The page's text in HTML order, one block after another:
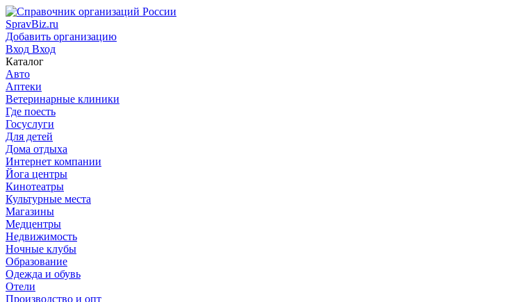
SpravBiz.ru
Добавить организацию
Вход Вход
Каталог
Авто
Аптеки
Ветеринарные клиники
Где поесть
Госуслуги
Для детей
Дома отдыха
Интернет компании
Йога центры
Кинотеатры
Культурные места
Магазины
Медцентры
Недвижимость
Ночные клубы
Образование
Одежда и обувь
Отели
Производство и опт